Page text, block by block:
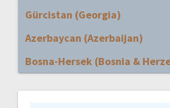
Gürcistan (Georgia)
Azerbaycan (Azerbaijan)
Bosna-Hersek (Bosnia &